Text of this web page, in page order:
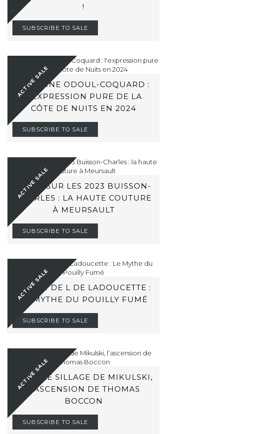
!
SUBSCRIBE TO SALE
DOMAINE ODOUL-COQUARD :
L'EXPRESSION PURE DE LA
CÔTE DE NUITS EN 2024
SUBSCRIBE TO SALE
ACTIVE SALE
ZOOM SUR LES 2023 BUISSON-
CHARLES : LA HAUTE COUTURE
À MEURSAULT
SUBSCRIBE TO SALE
ACTIVE SALE
BARON DE L DE LADOUCETTE :
LE MYTHE DU POUILLY FUMÉ
SUBSCRIBE TO SALE
ACTIVE SALE
DANS LE SILLAGE DE MIKULSKI,
L’ASCENSION DE THOMAS
BOCCON
SUBSCRIBE TO SALE
ACTIVE SALE